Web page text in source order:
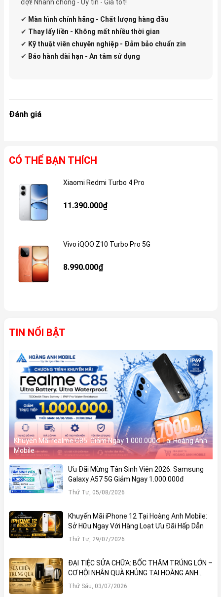
đợi! Nhanh chóng - Uy tín - Giá tốt!
✔ Màn hình chính hãng - Chất lượng hàng đầu
✔ Thay lấy liền - Không mất nhiều thời gian
✔ Kỹ thuật viên chuyên nghiệp - Đảm bảo chuẩn zin
✔ Bảo hành dài hạn - An tâm sử dụng
Đánh giá
CÓ THỂ BẠN THÍCH
Xiaomi Redmi Turbo 4 Pro
11.390.000₫
Vivo iQOO Z10 Turbo Pro 5G
8.990.000₫
TIN NỔI BẬT
Khuyến Mãi realme C85: Giảm Ngay 1.000.000đ Tại Hoàng Anh
Mobile
Ưu Đãi Mừng Tân Sinh Viên 2026: Samsung
Galaxy A57 5G Giảm Ngay 1.000.000đ
Thứ Tư, 05/08/2026
Khuyến Mãi iPhone 12 Tại Hoàng Anh Mobile:
Sở Hữu Ngay Với Hàng Loạt Ưu Đãi Hấp Dẫn
Thứ Tư, 29/07/2026
ĐẠI TIỆC SỬA CHỮA: BỐC THĂM TRÚNG LỚN –
CƠ HỘI NHẬN QUÀ KHỦNG TẠI HOÀNG ANH
MOBILE
Thứ Sáu, 03/07/2026